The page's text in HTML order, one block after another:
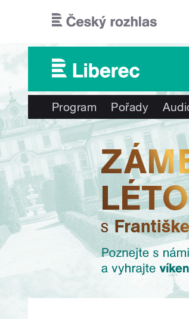
Program Pořady